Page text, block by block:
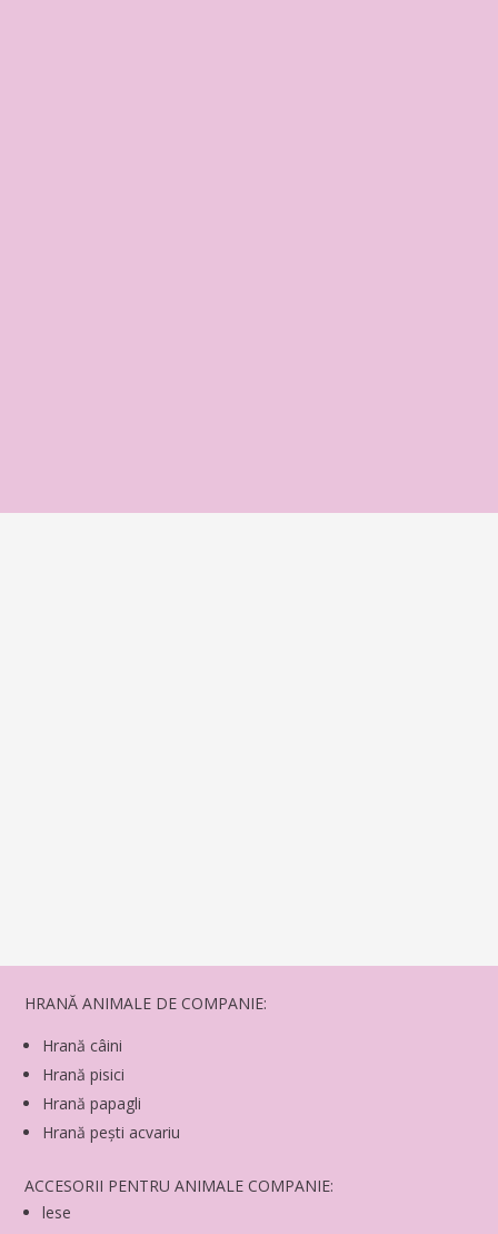
HRANĂ ANIMALE DE COMPANIE:
Hrană câini
Hrană pisici
Hrană papagli
Hrană pești acvariu
ACCESORII PENTRU ANIMALE COMPANIE:
lese